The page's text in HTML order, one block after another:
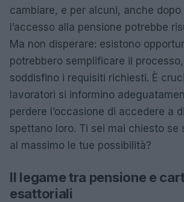
cambiare, e per alcuni, anche dopo
l’accesso alla pensione potrebbe
Ma non disperare: esistono
potrebbero semplificare il
soddisfino i requisiti richiesti. È
lavoratori si informino
perdere l’occasione di accedere a
spettano loro. Ti sei mai chiesto se
al massimo le tue possibilità?
Il legame tra pensione e
esattoriali